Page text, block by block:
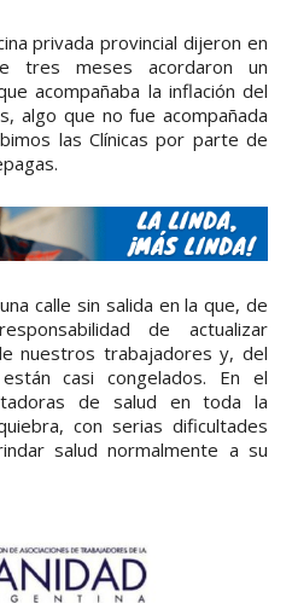
privada provincial dijeron en
tres meses acordaron un
acompañaba la inflación del
algo que no fue acompañada
las Clínicas por parte de
calle sin salida en la que, de
de actualizar
nuestros trabajadores y, del
casi congelados. En el
de salud en toda la
con serias dificultades
salud normalmente a su